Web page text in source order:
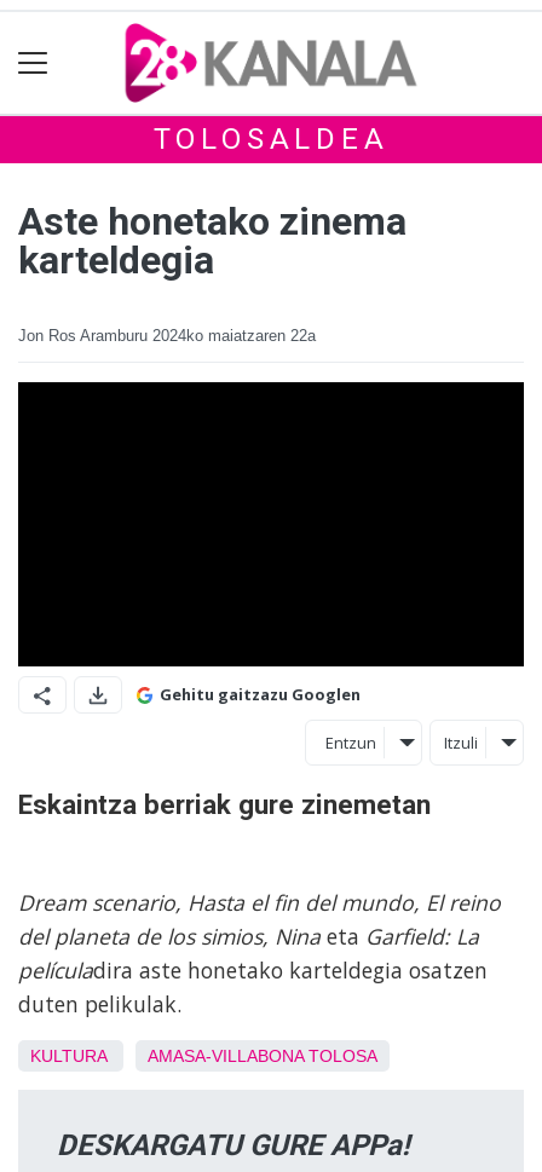
TOLOSALDEA
Aste honetako zinema
karteldegia
Jon Ros Aramburu 2024ko maiatzaren 22a
Gehitu gaitzazu Googlen
Entzun Itzuli
Eskaintza berriak gure zinemetan
Dream scenario, Hasta el fin del mundo, El reino
del planeta de los simios, Nina eta Garfield: La
películadira aste honetako karteldegia osatzen
duten pelikulak.
KULTURA AMASA-VILLABONA TOLOSA
DESKARGATU GURE APPa!